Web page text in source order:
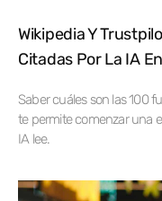
Wikipedia Y
Citadas Por La IA
Saber cuáles son las 100
te permite comenzar una
IA lee.